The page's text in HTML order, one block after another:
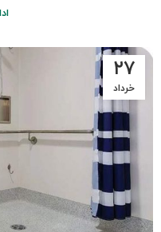
۲۷
خرداد